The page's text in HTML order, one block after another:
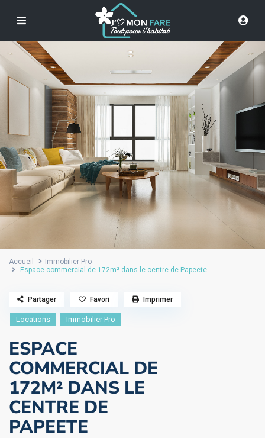
Accueil
Immobilier Pro
Espace commercial de 172m² dans le centre de Papeete
Locations Immobilier Pro
ESPACE
COMMERCIAL DE
172M² DANS LE
CENTRE DE
PAPEETE
Partager Favori Imprimer